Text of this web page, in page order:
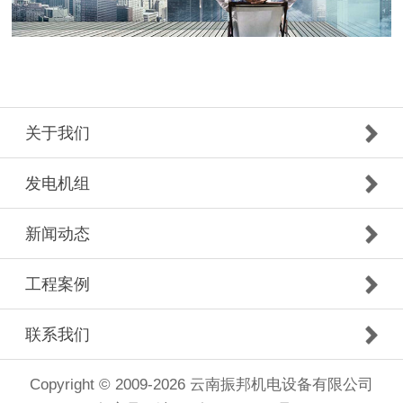
关于我们
发电机组
新闻动态
工程案例
联系我们
Copyright © 2009-2026 云南振邦机电设备有限公司